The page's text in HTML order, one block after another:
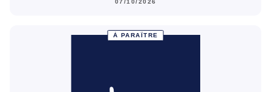
07/10/2026
À PARAÎTRE